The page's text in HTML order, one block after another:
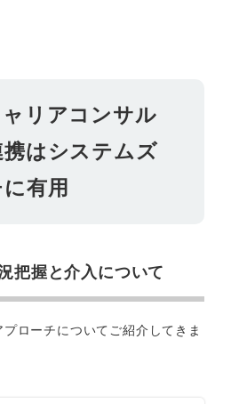
リアコンサル
はシステムズ
有用
把握と介入について
ローチについてご紹介してきま